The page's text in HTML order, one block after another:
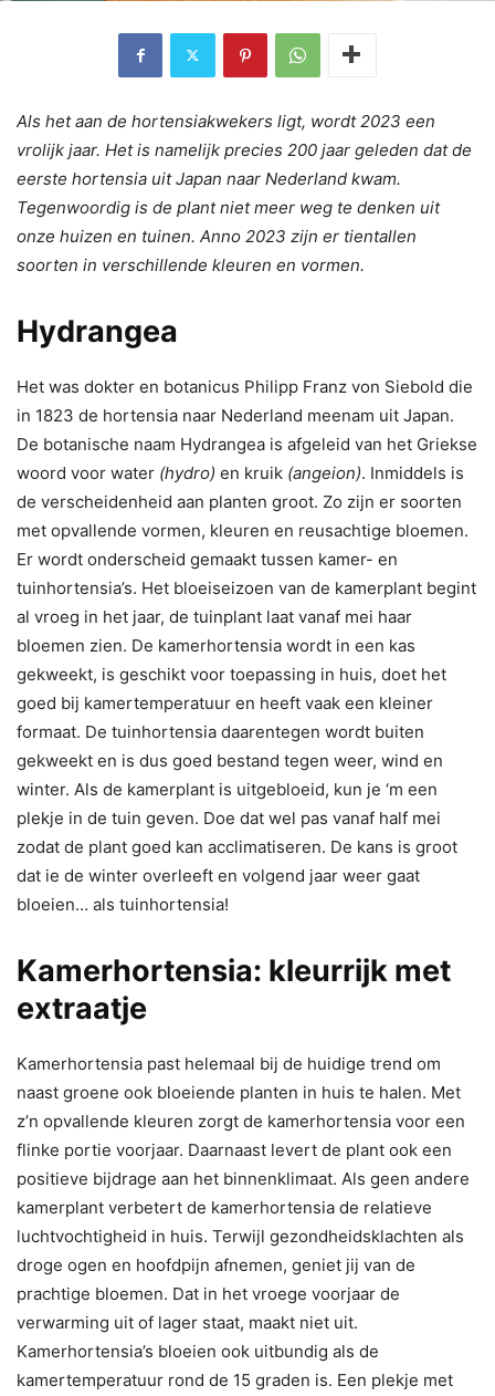
Als het aan de hortensiakwekers ligt, wordt 2023 een
vrolijk jaar. Het is namelijk precies 200 jaar geleden dat de
eerste hortensia uit Japan naar Nederland kwam.
Tegenwoordig is de plant niet meer weg te denken uit
onze huizen en tuinen. Anno 2023 zijn er tientallen
soorten in verschillende kleuren en vormen.
Hydrangea
Het was dokter en botanicus Philipp Franz von Siebold die
in 1823 de hortensia naar Nederland meenam uit Japan.
De botanische naam Hydrangea is afgeleid van het Griekse
woord voor water (hydro) en kruik (angeion). Inmiddels is
de verscheidenheid aan planten groot. Zo zijn er soorten
met opvallende vormen, kleuren en reusachtige bloemen.
Er wordt onderscheid gemaakt tussen kamer- en
tuinhortensia’s. Het bloeiseizoen van de kamerplant begint
al vroeg in het jaar, de tuinplant laat vanaf mei haar
bloemen zien. De kamerhortensia wordt in een kas
gekweekt, is geschikt voor toepassing in huis, doet het
goed bij kamertemperatuur en heeft vaak een kleiner
formaat. De tuinhortensia daarentegen wordt buiten
gekweekt en is dus goed bestand tegen weer, wind en
winter. Als de kamerplant is uitgebloeid, kun je ‘m een
plekje in de tuin geven. Doe dat wel pas vanaf half mei
zodat de plant goed kan acclimatiseren. De kans is groot
dat ie de winter overleeft en volgend jaar weer gaat
bloeien… als tuinhortensia!
Kamerhortensia: kleurrijk met
extraatje
Kamerhortensia past helemaal bij de huidige trend om
naast groene ook bloeiende planten in huis te halen. Met
z’n opvallende kleuren zorgt de kamerhortensia voor een
flinke portie voorjaar. Daarnaast levert de plant ook een
positieve bijdrage aan het binnenklimaat. Als geen andere
kamerplant verbetert de kamerhortensia de relatieve
luchtvochtigheid in huis. Terwijl gezondheidsklachten als
droge ogen en hoofdpijn afnemen, geniet jij van de
prachtige bloemen. Dat in het vroege voorjaar de
verwarming uit of lager staat, maakt niet uit.
Kamerhortensia’s bloeien ook uitbundig als de
kamertemperatuur rond de 15 graden is. Een plekje met